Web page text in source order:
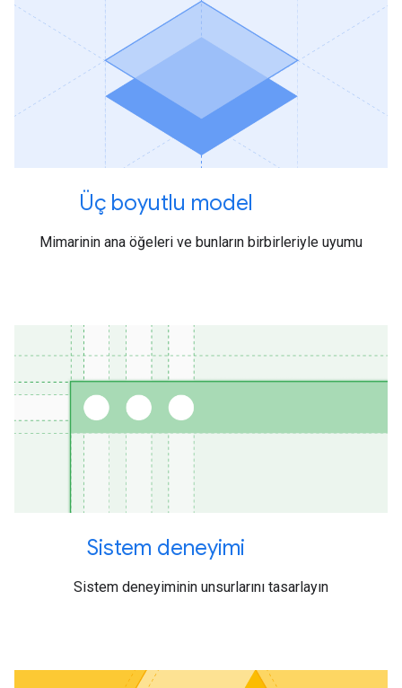
Üç boyutlu model
Mimarinin ana öğeleri ve bunların birbirleriyle uyumu
Sistem deneyimi
Sistem deneyiminin unsurlarını tasarlayın